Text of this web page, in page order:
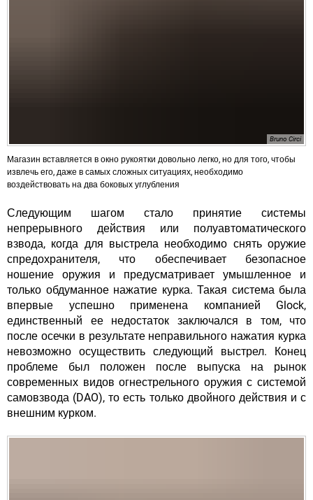
Bruno Circi
Магазин вставляется в окно рукоятки довольно легко, но для того, чтобы
извлечь его, даже в самых сложных ситуациях, необходимо
воздействовать на два боковых углубления
Следующим шагом стало принятие системы
непрерывного действия или полуавтоматического
взвода, когда для выстрела необходимо снять оружие
спредохранителя, что обеспечивает безопасное
ношение оружия и предусматривает умышленное и
только обдуманное нажатие курка. Такая система была
впервые успешно применена компанией Glock,
единственный ее недостаток заключался в том, что
после осечки в результате неправильного нажатия курка
невозможно осуществить следующий выстрел. Конец
проблеме был положен после выпуска на рынок
современных видов огнестрельного оружия с системой
самовзвода (DAO), то есть только двойного действия и с
внешним курком.